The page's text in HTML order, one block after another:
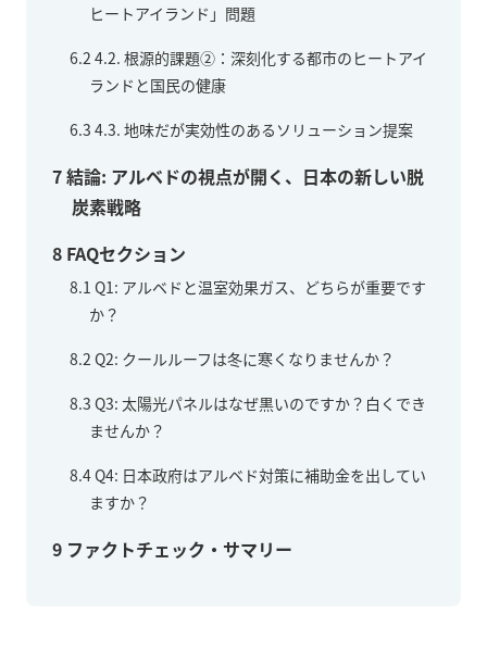
ヒートアイランド」問題
6.2 4.2. 根源的課題②：深刻化する都市のヒートアイ
ランドと国民の健康
6.3 4.3. 地味だが実効性のあるソリューション提案
7結論: アルベドの視点が開く、日本の新しい脱
炭素戦略
8 FAQセクション
8.1 Q1: アルベドと温室効果ガス、どちらが重要です
か？
8.2 Q2: クールルーフは冬に寒くなりませんか？
8.3 Q3: 太陽光パネルはなぜ黒いのですか？白くでき
ませんか？
8.4Q4: 日本政府はアルベド対策に補助金を出してい
ますか？
9 ファクトチェック・サマリー